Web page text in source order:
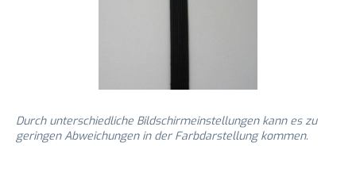
Durch unterschiedliche Bildschirmeinstellungen kann es zu
geringen Abweichungen in der Farbdarstellung kommen.